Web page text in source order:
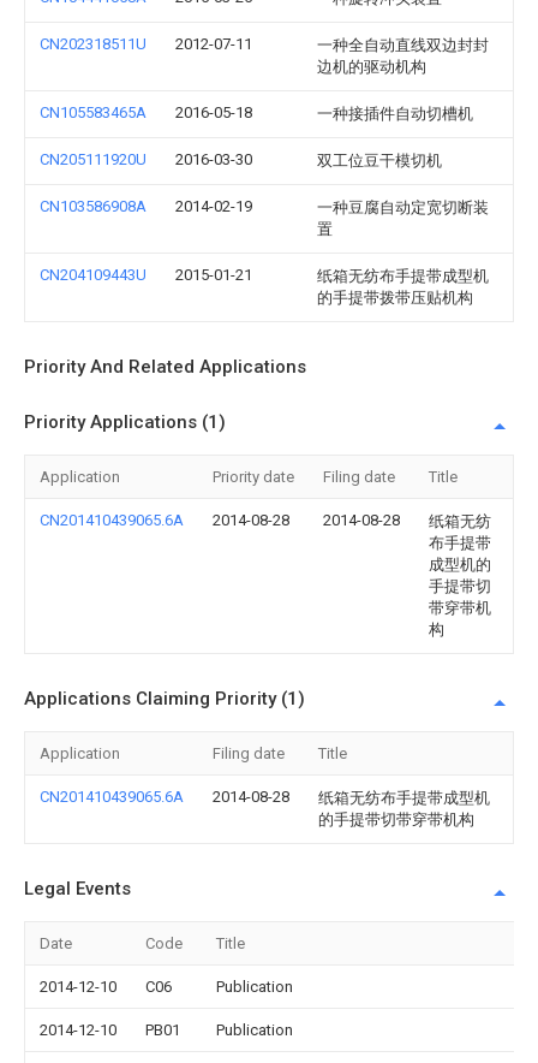
CN202318511U 2012-07-11
一种全自动直线双边封封
边机的驱动机构
CN105583465A 2016-05-18 一种接插件自动切槽机
CN205111920U 2016-03-30 双工位豆干模切机
CN103586908A 2014-02-19
一种豆腐自动定宽切断装
置
CN204109443U 2015-01-21
纸箱无纺布手提带成型机
的手提带拨带压贴机构
Priority And Related Applications
Priority Applications (1)
Application Priority date Filing date Title
CN201410439065.6A 2014-08-28 2014-08-28
纸箱无纺
布手提带
成型机的
手提带切
带穿带机
构
Applications Claiming Priority (1)
Application Filing date Title
CN201410439065.6A 2014-08-28
纸箱无纺布手提带成型机
的手提带切带穿带机构
Legal Events
Date Code Title
2014-12-10 C06 Publication
2014-12-10 PB01 Publication